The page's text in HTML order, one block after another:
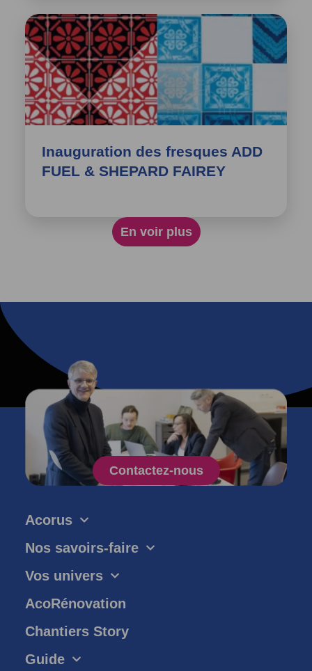
Inauguration des fresques ADD
FUEL & SHEPARD FAIREY
En voir plus
Contactez-nous
Acorus
Nos savoirs-faire
Vos univers
AcoRénovation
Chantiers Story
Guide